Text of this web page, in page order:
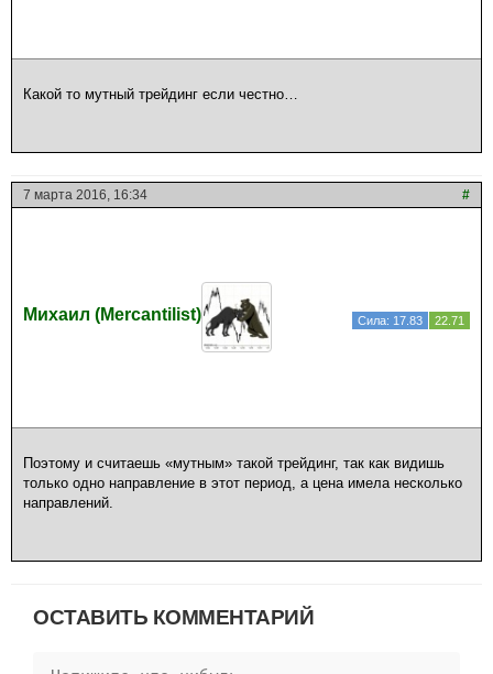
Какой то мутный трейдинг если честно…
7 марта 2016, 16:34 #
Михаил (Mercantilist) Сила: 17.83 22.71
Поэтому и считаешь «мутным» такой трейдинг, так как видишь
только одно направление в этот период, а цена имела несколько
направлений.
ОСТАВИТЬ КОММЕНТАРИЙ